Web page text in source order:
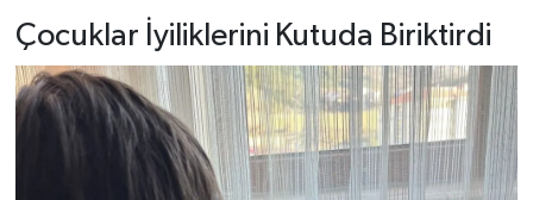
Çocuklar İyiliklerini Kutuda Biriktirdi
Taşköprü Haberleri
Tosya Haberleri
Karadeniz Haberleri